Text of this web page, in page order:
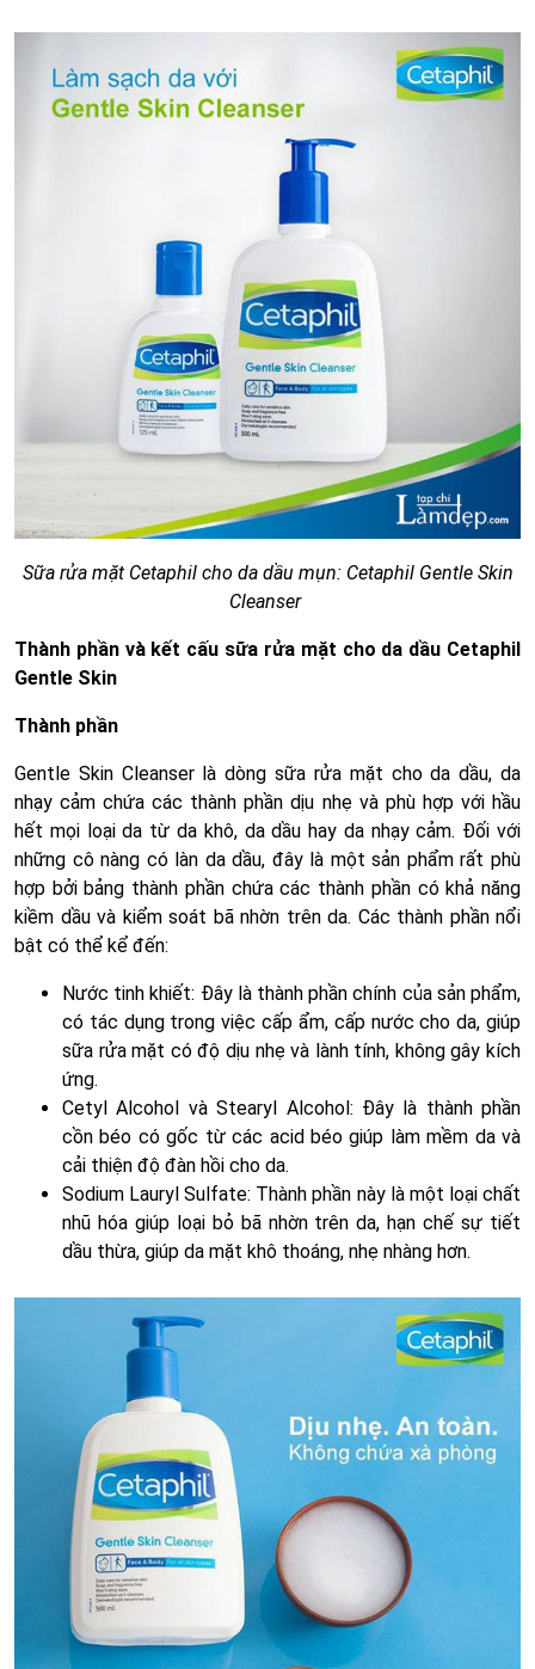
Sữa rửa mặt Cetaphil cho da dầu mụn: Cetaphil Gentle Skin
Cleanser
Thành phần và kết cấu sữa rửa mặt cho da dầu Cetaphil
Gentle Skin
Thành phần
Gentle Skin Cleanser là dòng sữa rửa mặt cho da dầu, da
nhạy cảm chứa các thành phần dịu nhẹ và phù hợp với hầu
hết mọi loại da từ da khô, da dầu hay da nhạy cảm. Đối với
những cô nàng có làn da dầu, đây là một sản phẩm rất phù
hợp bởi bảng thành phần chứa các thành phần có khả năng
kiềm dầu và kiểm soát bã nhờn trên da. Các thành phần nổi
bật có thể kể đến:
Nước tinh khiết: Đây là thành phần chính của sản phẩm,
có tác dụng trong việc cấp ẩm, cấp nước cho da, giúp
sữa rửa mặt có độ dịu nhẹ và lành tính, không gây kích
ứng.
Cetyl Alcohol và Stearyl Alcohol: Đây là thành phần
cồn béo có gốc từ các acid béo giúp làm mềm da và
cải thiện độ đàn hồi cho da.
Sodium Lauryl Sulfate: Thành phần này là một loại chất
nhũ hóa giúp loại bỏ bã nhờn trên da, hạn chế sự tiết
dầu thừa, giúp da mặt khô thoáng, nhẹ nhàng hơn.